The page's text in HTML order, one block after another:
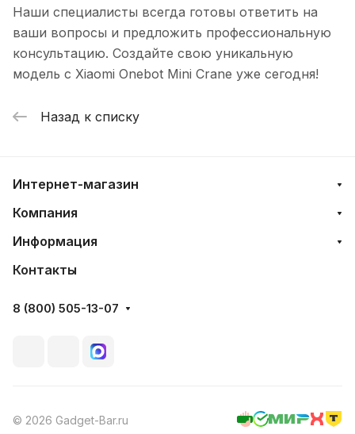
Наши специалисты всегда готовы ответить на
ваши вопросы и предложить профессиональную
консультацию. Создайте свою уникальную
модель с Xiaomi Onebot Mini Crane уже сегодня!
Назад к списку
Интернет-магазин
Компания
Информация
Контакты
8 (800) 505-13-07
© 2026 Gadget-Bar.ru